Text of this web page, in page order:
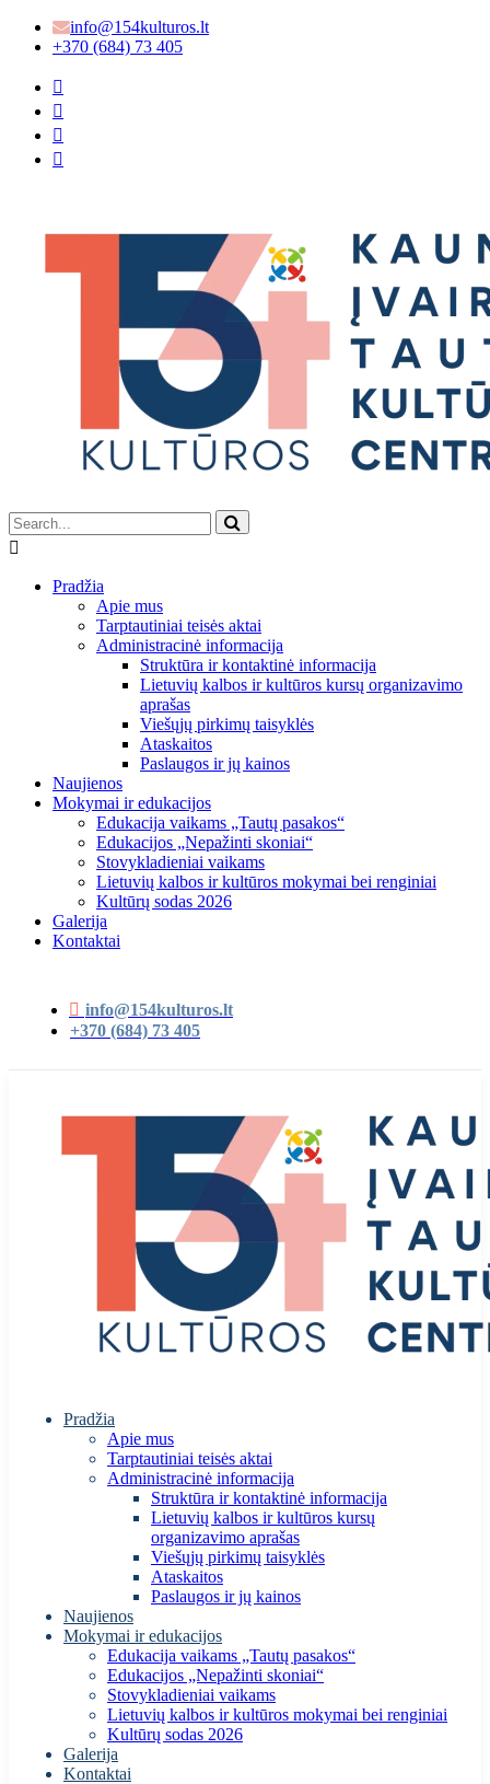
info@154kulturos.lt
+370 (684) 73 405
Pradžia
Apie mus
Tarptautiniai teisės aktai
Administracinė informacija
Struktūra ir kontaktinė informacija
Lietuvių kalbos ir kultūros kursų organizavimo
aprašas
Viešųjų pirkimų taisyklės
Ataskaitos
Paslaugos ir jų kainos
Naujienos
Mokymai ir edukacijos
Edukacija vaikams „Tautų pasakos“
Edukacijos „Nepažinti skoniai“
Stovykladieniai vaikams
Lietuvių kalbos ir kultūros mokymai bei renginiai
Kultūrų sodas 2026
Galerija
Kontaktai
info@154kulturos.lt
+370 (684) 73 405
Pradžia
Apie mus
Tarptautiniai teisės aktai
Administracinė informacija
Struktūra ir kontaktinė informacija
Lietuvių kalbos ir kultūros kursų
organizavimo aprašas
Viešųjų pirkimų taisyklės
Ataskaitos
Paslaugos ir jų kainos
Naujienos
Mokymai ir edukacijos
Edukacija vaikams „Tautų pasakos“
Edukacijos „Nepažinti skoniai“
Stovykladieniai vaikams
Lietuvių kalbos ir kultūros mokymai bei renginiai
Kultūrų sodas 2026
Galerija
Kontaktai